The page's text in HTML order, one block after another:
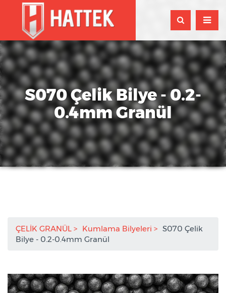
S070 Çelik Bilye - 0.2-
0.4mm Granül
ÇELİK GRANÜL Kumlama Bilyeleri
S070 Çelik
Bilye - 0.2-0.4mm Granül